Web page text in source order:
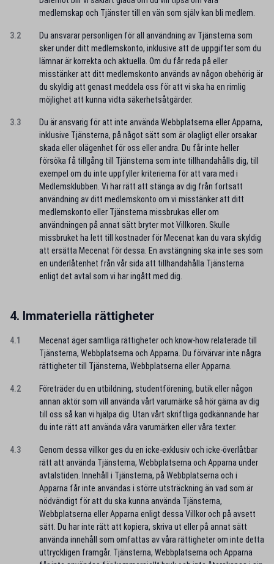
medlemskap och Tjänster till en vän som själv kan bli medlem.
3.2
Du ansvarar personligen för all användning av Tjänsterna som
sker under ditt medlemskonto, inklusive att de uppgifter som du
lämnar är korrekta och aktuella. Om du får reda på eller
misstänker att ditt medlemskonto används av någon obehörig är
du skyldig att genast meddela oss för att vi ska ha en rimlig
möjlighet att kunna vidta säkerhetsåtgärder.
3.3
Du är ansvarig för att inte använda Webbplatserna eller Apparna,
inklusive Tjänsterna, på något sätt som är olagligt eller orsakar
skada eller olägenhet för oss eller andra. Du får inte heller
försöka få tillgång till Tjänsterna som inte tillhandahålls dig, till
exempel om du inte uppfyller kriterierna för att vara med i
Medlemsklubben. Vi har rätt att stänga av dig från fortsatt
användning av ditt medlemskonto om vi misstänker att ditt
medlemskonto eller Tjänsterna missbrukas eller om
användningen på annat sätt bryter mot Villkoren. Skulle
missbruket ha lett till kostnader för Mecenat kan du vara skyldig
att ersätta Mecenat för dessa. En avstängning ska inte ses som
en underlåtenhet från vår sida att tillhandahålla Tjänsterna
enligt det avtal som vi har ingått med dig.
4. Immateriella rättigheter
4.1
Mecenat äger samtliga rättigheter och know-how relaterade till
Tjänsterna, Webbplatserna och Apparna. Du förvärvar inte några
rättigheter till Tjänsterna, Webbplatserna eller Apparna.
4.2
Företräder du en utbildning, studentförening, butik eller någon
annan aktör som vill använda vårt varumärke så hör gärna av dig
till oss så kan vi hjälpa dig. Utan vårt skriftliga godkännande har
du inte rätt att använda våra varumärken eller våra texter.
4.3
Genom dessa villkor ges du en icke-exklusiv och icke-överlåtbar
rätt att använda Tjänsterna, Webbplatserna och Apparna under
avtalstiden. Innehåll i Tjänsterna, på Webbplatserna och i
Apparna får inte användas i större utsträckning än vad som är
nödvändigt för att du ska kunna använda Tjänsterna,
Webbplatserna eller Apparna enligt dessa Villkor och på avsett
sätt. Du har inte rätt att kopiera, skriva ut eller på annat sätt
använda innehåll som omfattas av våra rättigheter om inte detta
uttryckligen framgår. Tjänsterna, Webbplatserna och Apparna